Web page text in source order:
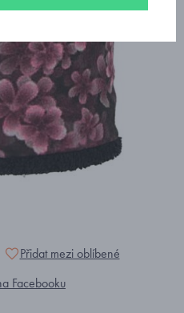
Přidat mezi oblíbené
Facebooku